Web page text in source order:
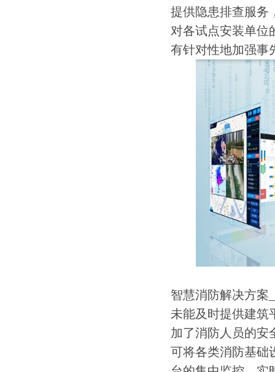
提供隐患排查服务
对各试点安装单位
有针对性地加强事
智慧消防解决方案
未能及时提供建筑
加了消防人员的安
可将各类消防基础